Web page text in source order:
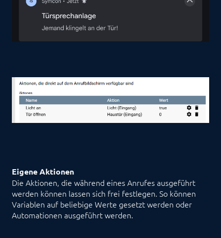
Eigene Aktionen
Die Aktionen, die während eines Anrufes ausgeführt
werden können lassen sich frei festlegen. So können
Variablen auf beliebige Werte gesetzt werden oder
Automationen ausgeführt werden.